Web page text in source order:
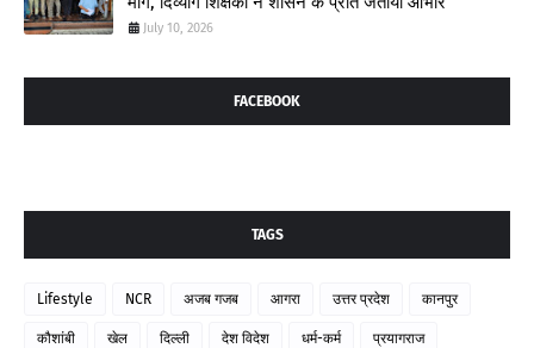
July 10, 2026
FACEBOOK
TAGS
Lifestyle NCR अजब गजब आगरा उत्तर प्रदेश कानपुर
कौशांबी खेल दिल्ली देश विदेश धर्म-कर्म प्रयागराज